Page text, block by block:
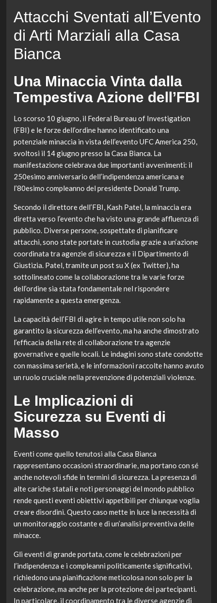
Attacchi Sventati all’Evento
di Arti Marziali alla Casa
Bianca
Una Minaccia Vinta dalla
Tempestiva Azione dell’FBI
Lo scorso 10 giugno, il Federal Bureau of Investigation
(FBI) e le forze dell’ordine hanno identificato una
potenziale minaccia in vista dell’evento UFC America 250,
svoltosi il 14 giugno presso la Casa Bianca. La
manifestazione celebrava due importanti avvenimenti: il
250esimo anniversario dell’indipendenza americana e
l’80esimo compleanno del presidente Donald Trump.
Secondo il direttore dell’FBI, Kash Patel, la minaccia era
diretta verso l’evento che ha visto una grande affluenza di
pubblico. Diverse persone, sospettate di pianificare
attacchi, sono state portate in custodia grazie a un’azione
coordinata tra agenzie di sicurezza e il Dipartimento di
Giustizia. Patel, tramite un post su X (ex Twitter), ha
sottolineato come la collaborazione tra le varie forze
dell’ordine sia stata fondamentale nel rispondere
rapidamente a questa emergenza.
La capacità dell’FBI di agire in tempo utile non solo ha
garantito la sicurezza dell’evento, ma ha anche dimostrato
l’efficacia della rete di collaborazione tra agenzie
governative e quelle locali. Le indagini sono state condotte
con massima serietà, e le informazioni raccolte hanno avuto
un ruolo cruciale nella prevenzione di potenziali violenze.
Le Implicazioni di
Sicurezza su Eventi di
Masso
Eventi come quello tenutosi alla Casa Bianca
rappresentano occasioni straordinarie, ma portano con sé
anche notevoli sfide in termini di sicurezza. La presenza di
alte cariche statali e noti personaggi del mondo pubblico
rende questi eventi obiettivi appetibili per chiunque voglia
creare disordini. Questo caso mette in luce la necessità di
un monitoraggio costante e di un’analisi preventiva delle
minacce.
Gli eventi di grande portata, come le celebrazioni per
l’indipendenza e i compleanni politicamente significativi,
richiedono una pianificazione meticolosa non solo per la
celebrazione, ma anche per la protezione dei partecipanti.
In particolare, il coordinamento tra le diverse agenzie di